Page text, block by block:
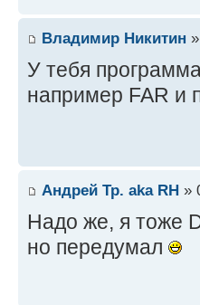
Владимир Никитин
У тебя
например FAR и
Андрей Тр. aka RH »
Надо же, я тоже
но передумал